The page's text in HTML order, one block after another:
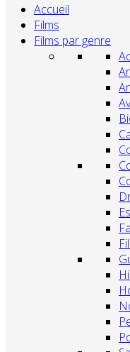
Accueil
Films
Films par genre